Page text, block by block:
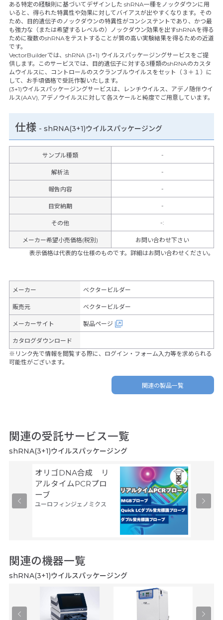
ある特定の経験則に基づいてデザインした shRNA一種をノックダウンに用
いると、得られた特異性や効果に対してバイアスが出やすくなります。その
ため、目的遺伝子のノックダウンの特異性がコンシステントであり、かつ最
も強力な（または希望するレベルの）ノックダウン効果を出すshRNAを得る
ために複数のshRNAをテストすることが質の高い実験結果を得るための近道
です。
VectorBuilderでは、shRNA (3+1) ウイルスパッケージングサービスをご提
供します。このサービスでは、目的遺伝子に対する3種類のshRNAのカスタ
ムウイルスに、コントロールのスクランブルウイルスをセット（３＋１）に
して、お手頃価格で受託作製いたします。
(3+1)ウイルスパッケージングサービスは、レンチウイルス、アデノ随伴ウイ
ルス(AAV), アデノウイルスに対して各スケールと純度でご用意しています。
仕様 - shRNA(3+1)ウイルスパッケージング
サンプル種類 -
解析法 -
報告内容 -
目安納期 -
その他 -:
メーカー希望小売価格(税別)
お問い合わせ下さい
表示価格は代表的な仕様のものです。詳細はお問い合わせください。
メーカー ベクタービルダー
販売元 ベクタービルダー
メーカーサイト 製品ページ
カタログダウンロード
※リンク先で情報を閲覧する際に、ログイン・フォーム入力等を求められる
可能性がございます。
関連の製品一覧
関連の受託サービス一覧
shRNA(3+1)ウイルスパッケージング
オリゴDNA合成 リ
アルタイムPCRプロ
ーブ
ユーロフィンジェノミクス
関連の機器一覧
shRNA(3+1)ウイルスパッケージング